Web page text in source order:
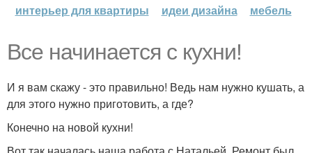
интерьер для квартиры
идеи дизайна мебель
Все начинается с кухни!
И я вам скажу - это правильно! Ведь нам нужно кушать, а
для этого нужно приготовить, а где?
Конечно на новой кухни!